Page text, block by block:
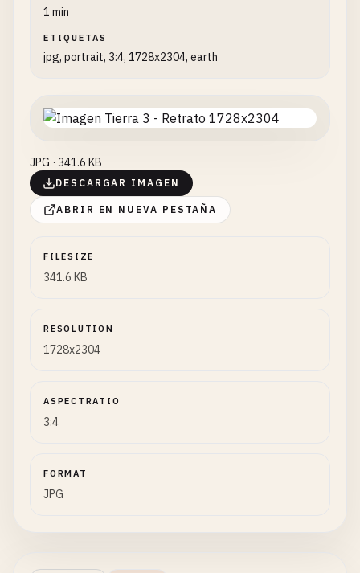
1 min
ETIQUETAS
jpg, portrait, 3:4, 1728x2304, earth
JPG · 341.6 KB
DESCARGAR IMAGEN
ABRIR EN NUEVA PESTAÑA
FILESIZE
341.6 KB
RESOLUTION
1728x2304
ASPECTRATIO
3:4
FORMAT
JPG